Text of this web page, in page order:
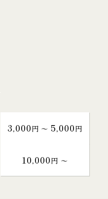
3,000円 〜 5,000円
10,000円 〜